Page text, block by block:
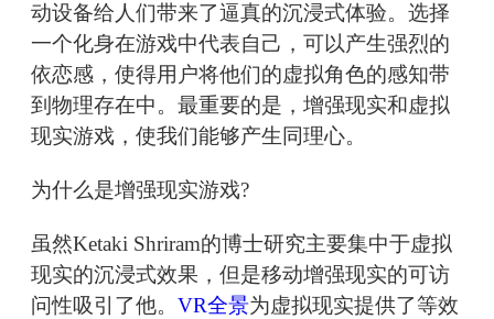
动设备给人们带来了逼真的沉浸式体验。选择
一个化身在游戏中代表自己，可以产生强烈的
依恋感，使得用户将他们的虚拟角色的感知带
到物理存在中。最重要的是，增强现实和虚拟
现实游戏，使我们能够产生同理心。
为什么是增强现实游戏?
虽然Ketaki Shriram的博士研究主要集中于虚拟
现实的沉浸式效果，但是移动增强现实的可访
问性吸引了他。 VR全景为虚拟现实提供了等效